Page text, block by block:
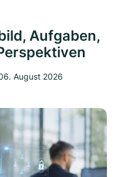
Aufgaben,
August 2026